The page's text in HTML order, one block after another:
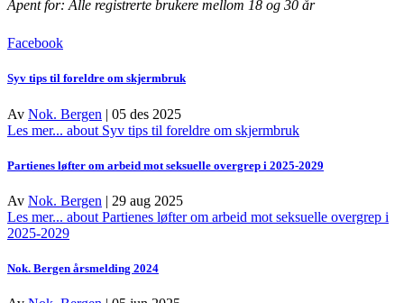
Åpent for: Alle registrerte brukere mellom 18 og 30 år
Facebook
Syv tips til foreldre om skjermbruk
Av Nok. Bergen | 05 des 2025
Les mer... about Syv tips til foreldre om skjermbruk
Partienes løfter om arbeid mot seksuelle overgrep i 2025-2029
Av Nok. Bergen | 29 aug 2025
Les mer... about Partienes løfter om arbeid mot seksuelle overgrep i
2025-2029
Nok. Bergen årsmelding 2024